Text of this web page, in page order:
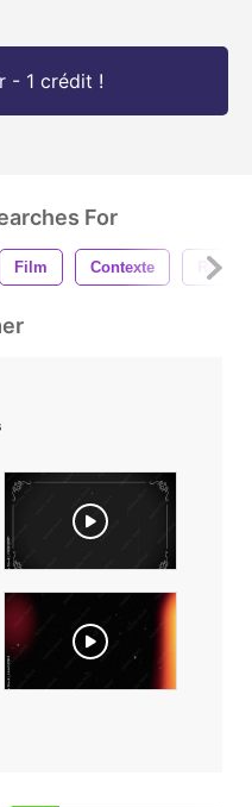
- 1 crédit !
For
Film Contexte Rétro